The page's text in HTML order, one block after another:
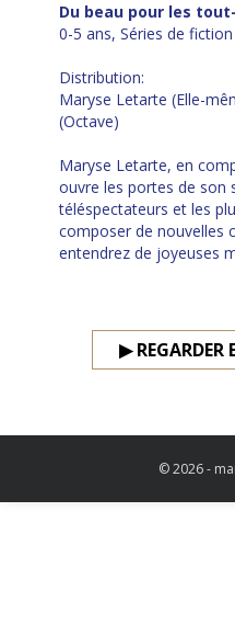
Du beau pour les
0-5 ans, Séries de fiction
Distribution:
Maryse Letarte (Elle-
(Octave)
Maryse Letarte, en
ouvre les portes de son
téléspectateurs et les
composer de nouvelles
entendrez de joyeuses
▶ REGARDER
© 2026 -